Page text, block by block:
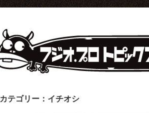
カテゴリー：イチオシ